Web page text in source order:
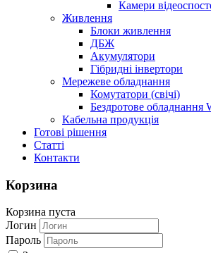
Камери
Живлення
Блоки живлення
ДБЖ
Акумулятори
Гібридні інвертори
Мережеве обладнання
Комутатори (свічі)
Бездротове обладнання
Кабельна продукція
Готові рішення
Статті
Контакти
Корзина
Корзина пуста
Логин
Пароль